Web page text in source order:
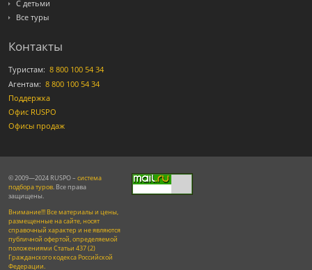
С детьми
Все туры
Контакты
Туристам: 8 800 100 54 34
Агентам: 8 800 100 54 34
Поддержка
Офис RUSPO
Офисы продаж
© 2009—2024 RUSPO – система
подбора туров. Все права
защищены.
Внимание!!! Все материалы и цены,
размещенные на сайте, носят
справочный характер и не являются
публичной офертой, определяемой
положениями Статьи 437 (2)
Гражданского кодекса Российской
Федерации.